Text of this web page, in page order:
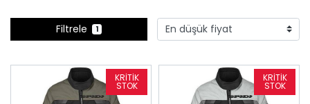
Filtrele 1